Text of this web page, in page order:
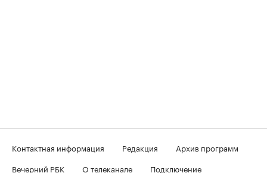
Контактная информация Редакция
Архив программ
Вечерний РБК
О телеканале
Подключение